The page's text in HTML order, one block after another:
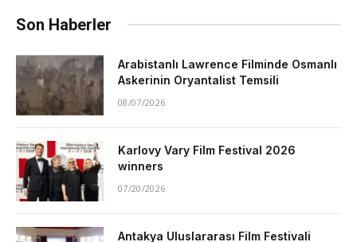
Son Haberler
Arabistanlı Lawrence Filminde Osmanlı
Askerinin Oryantalist Temsili
08/07/2026
Karlovy Vary Film Festival 2026
winners
07/20/2026
Antakya Uluslararası Film Festivali